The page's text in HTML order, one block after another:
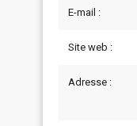
E-mail :
Site web :
Adresse :